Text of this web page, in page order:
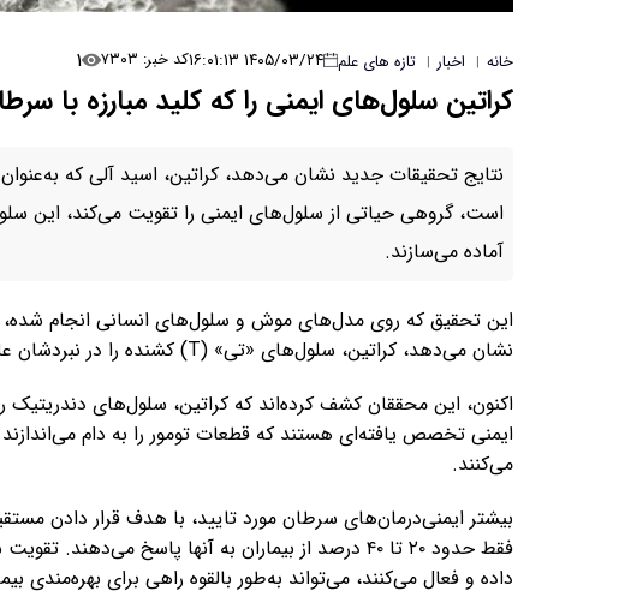
خانه | اخبار | تازه های علم ۱۴۰۵/۰۳/۲۴ ۱۶:۰۱:۱۳ کد خبر: ۷۳۰۳ ۱
کراتین سلول‌های ایمنی را که کلید مبارزه با
نتایج تحقیقات جدید نشان می‌دهد، کراتین، اسید آلی که
است، گروهی حیاتی از سلول‌های ایمنی را تقویت می‌کند، این
آماده می‌سازند.
این تحقیق که روی مدل‌های موش و سلول‌های انسانی انجام
نشان می‌دهد، کراتین، سلول‌های «تی» (T) کشنده را در نبردشان علیه تومورها تقویت می‌کند.
اکنون، این محققان کشف کرده‌اند که کراتین، سلول‌های
ایمنی تخصص یافته‌ای هستند که قطعات تومور را به دام
می‌کنند.
بیشتر ایمنی‌درمان‌های سرطان مورد تایید، با هدف قرار دادن
فقط حدود ۲۰ تا ۴۰ درصد از بیماران به آنها پاسخ
داده و فعال می‌کنند، می‌تواند به‌طور بالقوه راهی برای بهره‌مندی